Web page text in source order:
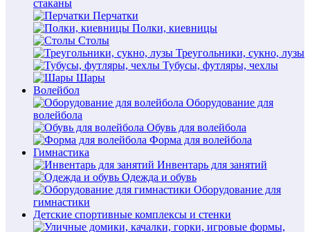
стаканы
Перчатки
Полки, киевницы
Столы
Треугольники, сукно, лузы
Тубусы, футляры, чехлы
Шары
Волейбол
Оборудование для
волейбола
Обувь для волейбола
Форма для волейбола
Гимнастика
Инвентарь для занятий
Одежда и обувь
Оборудование для
гимнастики
Детские спортивные комплексы и стенки